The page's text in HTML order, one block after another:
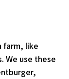
farm, like
We use these